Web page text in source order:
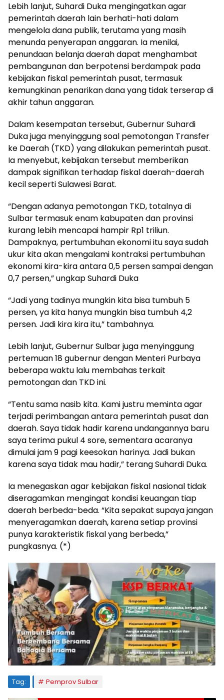
Lebih lanjut, Suhardi Duka mengingatkan agar
pemerintah daerah lain berhati-hati dalam
mengelola dana publik, terutama yang masih
menunda penyerapan anggaran. Ia menilai,
penundaan belanja daerah dapat menghambat
pembangunan dan berpotensi berdampak pada
kebijakan fiskal pemerintah pusat, termasuk
kemungkinan penarikan dana yang tidak terserap di
akhir tahun anggaran.
Dalam kesempatan tersebut, Gubernur Suhardi
Duka juga menyinggung soal pemotongan Transfer
ke Daerah (TKD) yang dilakukan pemerintah pusat.
Ia menyebut, kebijakan tersebut memberikan
dampak signifikan terhadap fiskal daerah-daerah
kecil seperti Sulawesi Barat.
“Dengan adanya pemotongan TKD, totalnya di
Sulbar termasuk enam kabupaten dan provinsi
kurang lebih mencapai hampir Rp1 triliun.
Dampaknya, pertumbuhan ekonomi itu saya sudah
ukur kita akan mengalami kontraksi pertumbuhan
ekonomi kira-kira antara 0,5 persen sampai dengan
0,7 persen,” ungkap Suhardi Duka
“Jadi yang tadinya mungkin kita bisa tumbuh 5
persen, ya kita hanya mungkin bisa tumbuh 4,2
persen. Jadi kira kira itu,” tambahnya.
Lebih lanjut, Gubernur Sulbar juga menyinggung
pertemuan 18 gubernur dengan Menteri Purbaya
beberapa waktu lalu membahas terkait
pemotongan dan TKD ini.
“Tentu sama nasib kita. Kami justru meminta agar
terjadi perimbangan antara pemerintah pusat dan
daerah. Saya tidak hadir karena undangannya baru
saya terima pukul 4 sore, sementara acaranya
dimulai jam 9 pagi keesokan harinya. Jadi bukan
karena saya tidak mau hadir,” terang Suhardi Duka.
Ia menegaskan agar kebijakan fiskal nasional tidak
diseragamkan mengingat kondisi keuangan tiap
daerah berbeda-beda. “Kita sepakat supaya jangan
menyeragamkan daerah, karena setiap provinsi
punya karakteristik fiskal yang berbeda,”
pungkasnya. (*)
Tag: Pemprov Sulbar